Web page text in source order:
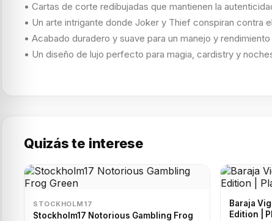
• Cartas de corte redibujadas que mantienen la
• Un arte intrigante donde Joker y Thief conspiran contra
• Acabado duradero y suave para un manejo y
• Un diseño de lujo perfecto para magia, cardistry y
Quizás te interese
STOCKHOLM17
Stockholm17 Notorious Gambling Frog
Baraja
Edition |